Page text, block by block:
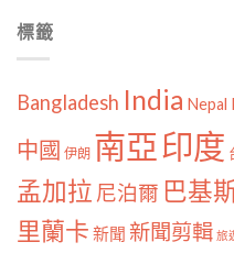
標籤
Bangladesh India Nepal
中國 伊朗 南亞印度
孟加拉 尼泊爾 巴基
里蘭卡 新聞 新聞剪輯 旅